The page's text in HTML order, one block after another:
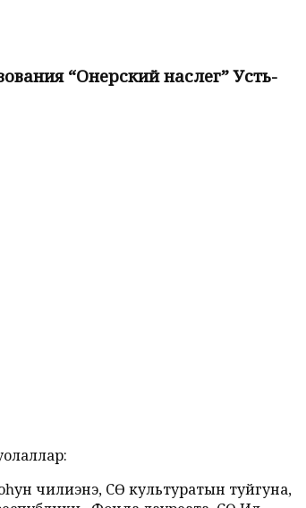
“Онерский наслег” Усть-
чилиэнэ, СӨ культуратын туйгуна,